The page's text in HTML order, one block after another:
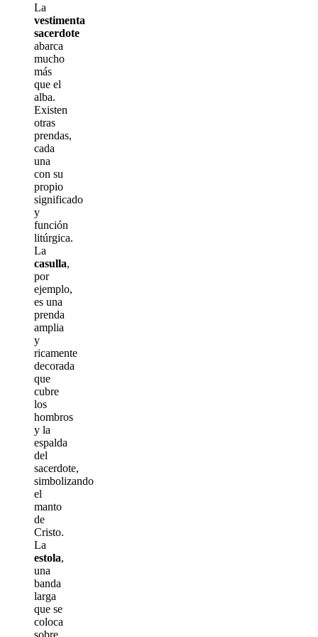
La
vestimenta
sacerdote
abarca
mucho
más
que el
alba.
Existen
otras
prendas,
cada
una
con su
propio
significado
y
función
litúrgica.
La
casulla,
por
ejemplo,
es una
prenda
amplia
y
ricamente
decorada
que
cubre
los
hombros
y la
espalda
del
sacerdote,
simbolizando
el
manto
de
Cristo.
La
estola,
una
banda
larga
que se
coloca
sobre